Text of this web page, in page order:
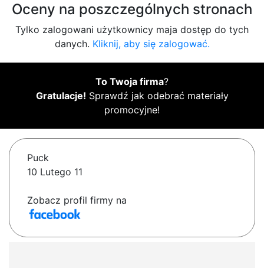
Oceny na poszczególnych stronach
Tylko zalogowani użytkownicy maja dostęp do tych
danych. Kliknij, aby się zalogować.
To Twoja firma?
Gratulacje! Sprawdź jak odebrać materiały
promocyjne!
Puck
10 Lutego 11
Zobacz profil firmy na